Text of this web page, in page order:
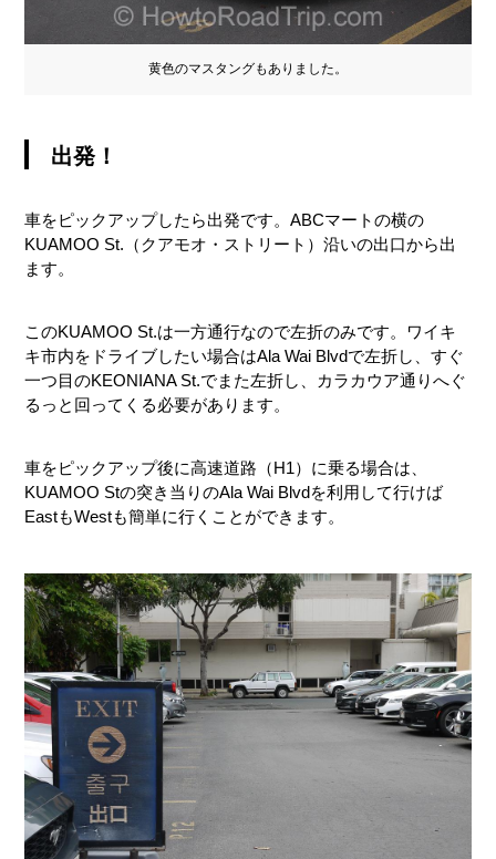
黄色のマスタングもありました。
出発！
車をピックアップしたら出発です。ABCマートの横の
KUAMOO St.（クアモオ・ストリート）沿いの出口から出
ます。
このKUAMOO St.は一方通行なので左折のみです。ワイキ
キ市内をドライブしたい場合はAla Wai Blvdで左折し、すぐ
一つ目のKEONIANA St.でまた左折し、カラカウア通りへぐ
るっと回ってくる必要があります。
車をピックアップ後に高速道路（H1）に乗る場合は、
KUAMOO Stの突き当りのAla Wai Blvdを利用して行けば
EastもWestも簡単に行くことができます。